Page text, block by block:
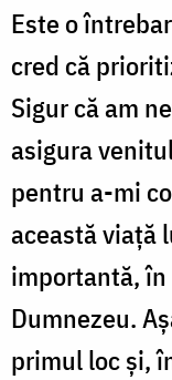
Este o
cred că
Sigur că am
asigura
pentru a-mi
această viață
importantă,
Dumnezeu.
primul loc și,